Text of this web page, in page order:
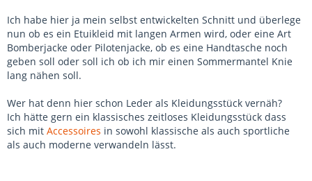
Ich habe hier ja mein selbst entwickelten Schnitt und überlege
nun ob es ein Etuikleid mit langen Armen wird, oder eine Art
Bomberjacke oder Pilotenjacke, ob es eine Handtasche noch
geben soll oder soll ich ob ich mir einen Sommermantel Knie
lang nähen soll.
Wer hat denn hier schon Leder als Kleidungsstück vernäh?
Ich hätte gern ein klassisches zeitloses Kleidungsstück dass
sich mit Accessoires in sowohl klassische als auch sportliche
als auch moderne verwandeln lässt.